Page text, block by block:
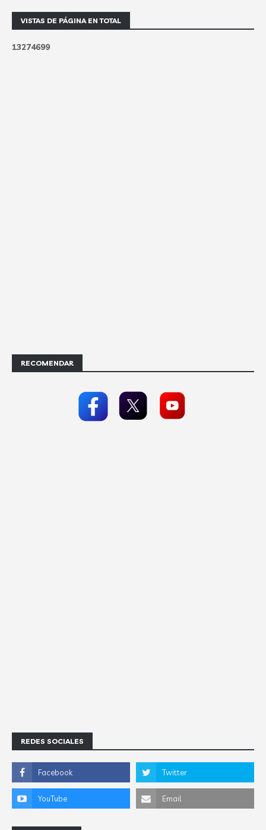
VISTAS DE PÁGINA EN TOTAL
13274699
RECOMENDAR
REDES SOCIALES